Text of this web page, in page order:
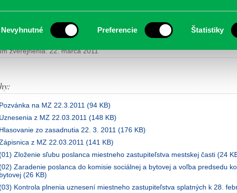
súhlasu
Nevyhnutné Preferencie Štatistiky
zo dňa 22.3.2011
>Zasadnutia miestneho zastupiteľstva >2011> Zasadnutie zo dňa
zverejnenia: 22. marca 2011
Pozvánka na MZ 22.3.2011 (94 KB)
Uznesenia z MZ 22.03.2011 (148 KB)
Hlasovanie zo zasadnutia 22. 3. 2011 (176 KB)
z MZ 22.03.2011 (141 KB)
Zloženie sľubu poslanca miestneho zastupiteľstva mestskej časti (24
Zaradenie poslanca do komisie sociálnej a bytovej a voľba predsedu
bytovej (26 KB)
Kontrola plnenia uznesení miestneho zastupiteľstva splatných k 28.